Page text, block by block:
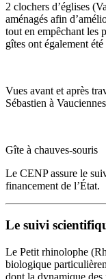
2 clochers d’églises
aménagés afin
tout en empêchant les
gîtes ont également été
Vues avant et après
Sébastien à
Gîte à chauves-souris
Le CENP assure le
financement de l’État.
Le suivi
Le Petit rhinolophe
biologique
dont la dynamique